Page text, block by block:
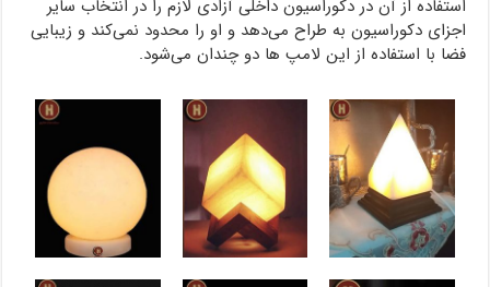
استفاده از آن در دکوراسیون داخلی آزادی لازم را در انتخاب سایر
اجزای دکوراسیون به طراح می‌دهد و او را محدود نمی‌کند و زیبایی
فضا با استفاده از این لامپ ها دو چندان می‌شود.